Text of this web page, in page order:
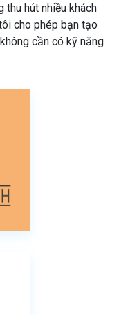
hút nhiều khách
cho phép bạn tạo
cần có kỹ năng